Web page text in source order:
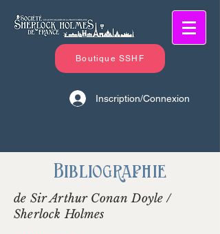
Boutique SSHF
Inscription/Connexion
Bibliographie
de Sir Arthur Conan Doyle /
Sherlock Holmes